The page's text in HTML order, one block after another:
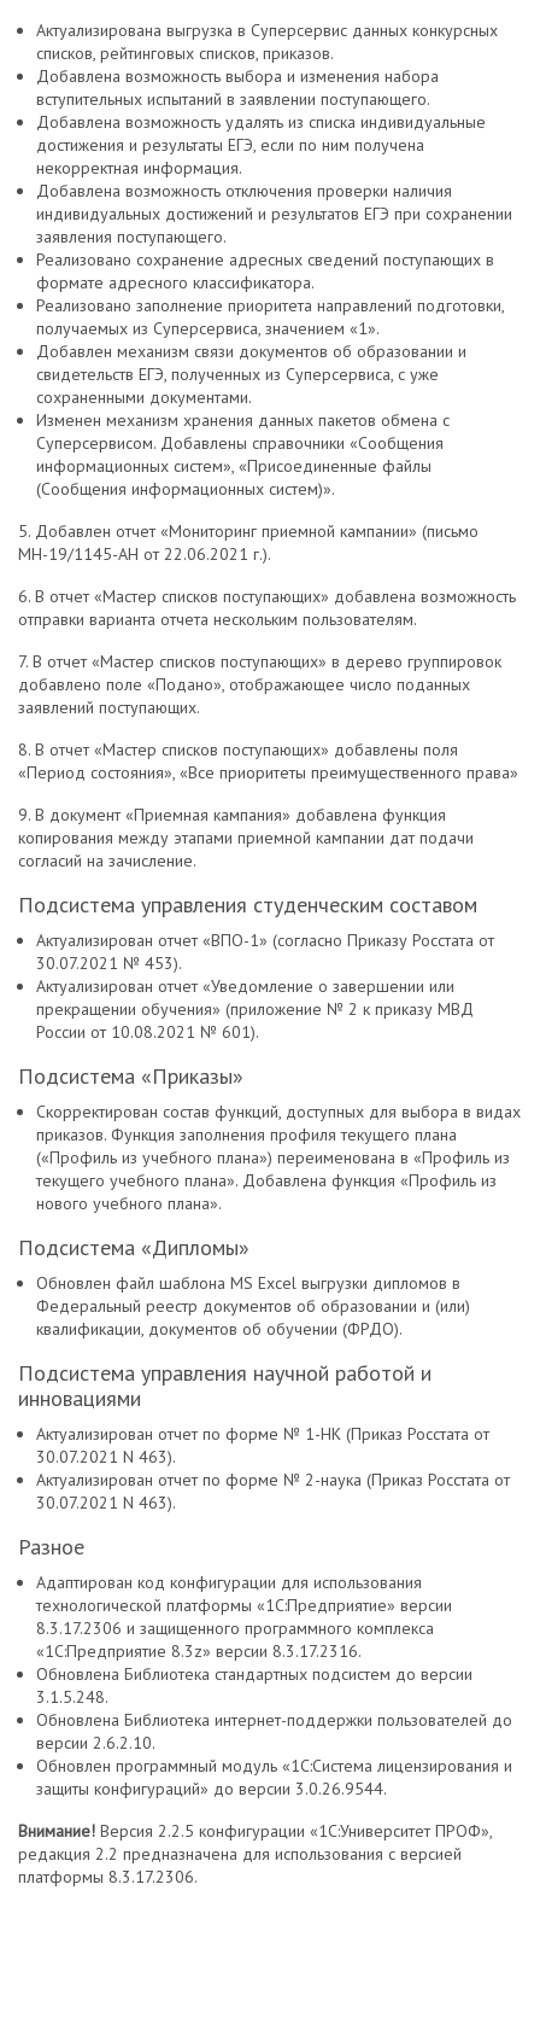
Актуализирована выгрузка в Суперсервис данных конкурсных
списков, рейтинговых списков, приказов.
Добавлена возможность выбора и изменения набора
вступительных испытаний в заявлении поступающего.
Добавлена возможность удалять из списка индивидуальные
достижения и результаты ЕГЭ, если по ним получена
некорректная информация.
Добавлена возможность отключения проверки наличия
индивидуальных достижений и результатов ЕГЭ при сохранении
заявления поступающего.
Реализовано сохранение адресных сведений поступающих в
формате адресного классификатора.
Реализовано заполнение приоритета направлений подготовки,
получаемых из Суперсервиса, значением «1».
Добавлен механизм связи документов об образовании и
свидетельств ЕГЭ, полученных из Суперсервиса, с уже
сохраненными документами.
Изменен механизм хранения данных пакетов обмена с
Суперсервисом. Добавлены справочники «Сообщения
информационных систем», «Присоединенные файлы
(Сообщения информационных систем)».
5. Добавлен отчет «Мониторинг приемной кампании» (письмо
МН-19/1145-АН от 22.06.2021 г.).
6. В отчет «Мастер списков поступающих» добавлена возможность
отправки варианта отчета нескольким пользователям.
7. В отчет «Мастер списков поступающих» в дерево группировок
добавлено поле «Подано», отображающее число поданных
заявлений поступающих.
8. В отчет «Мастер списков поступающих» добавлены поля
«Период состояния», «Все приоритеты преимущественного права»
9. В документ «Приемная кампания» добавлена функция
копирования между этапами приемной кампании дат подачи
согласий на зачисление.
Подсистема управления студенческим составом
Актуализирован отчет «ВПО-1» (согласно Приказу Росстата от
30.07.2021 № 453).
Актуализирован отчет «Уведомление о завершении или
прекращении обучения» (приложение № 2 к приказу МВД
России от 10.08.2021 № 601).
Подсистема «Приказы»
Скорректирован состав функций, доступных для выбора в видах
приказов. Функция заполнения профиля текущего плана
(«Профиль из учебного плана») переименована в «Профиль из
текущего учебного плана». Добавлена функция «Профиль из
нового учебного плана».
Подсистема «Дипломы»
Обновлен файл шаблона MS Excel выгрузки дипломов в
Федеральный реестр документов об образовании и (или)
квалификации, документов об обучении (ФРДО).
Подсистема управления научной работой и
инновациями
Актуализирован отчет по форме № 1-НК (Приказ Росстата от
30.07.2021 N 463).
Актуализирован отчет по форме № 2-наука (Приказ Росстата от
30.07.2021 N 463).
Разное
Адаптирован код конфигурации для использования
технологической платформы «1С:Предприятие» версии
8.3.17.2306 и защищенного программного комплекса
«1С:Предприятие 8.3z» версии 8.3.17.2316.
Обновлена Библиотека стандартных подсистем до версии
3.1.5.248.
Обновлена Библиотека интернет-поддержки пользователей до
версии 2.6.2.10.
Обновлен программный модуль «1С:Система лицензирования и
защиты конфигураций» до версии 3.0.26.9544.
Внимание! Версия 2.2.5 конфигурации «1С:Университет ПРОФ»,
редакция 2.2 предназначена для использования с версией
платформы 8.3.17.2306.